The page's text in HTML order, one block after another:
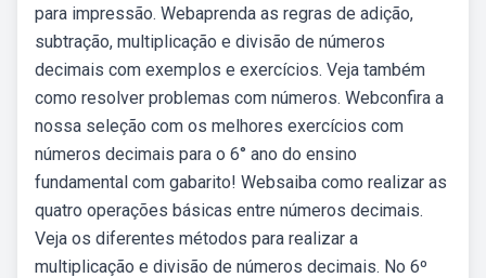
para impressão. Webaprenda as regras de adição,
subtração, multiplicação e divisão de números
decimais com exemplos e exercícios. Veja também
como resolver problemas com números. Webconfira a
nossa seleção com os melhores exercícios com
números decimais para o 6° ano do ensino
fundamental com gabarito! Websaiba como realizar as
quatro operações básicas entre números decimais.
Veja os diferentes métodos para realizar a
multiplicação e divisão de números decimais. No 6º